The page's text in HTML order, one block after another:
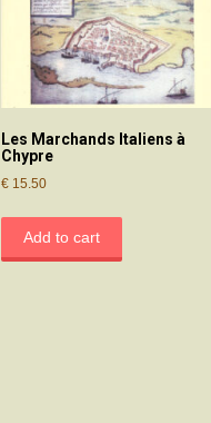
Les Marchands Italiens à
Chypre
€ 15.50
Add to cart